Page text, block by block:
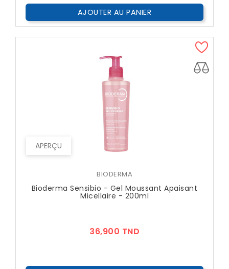
AJOUTER AU PANIER
APERÇU
BIODERMA
Bioderma Sensibio - Gel Moussant Apaisant
Micellaire - 200ml
36,900 TND